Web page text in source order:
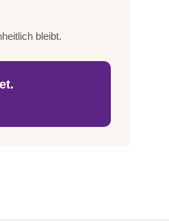
bleibt.